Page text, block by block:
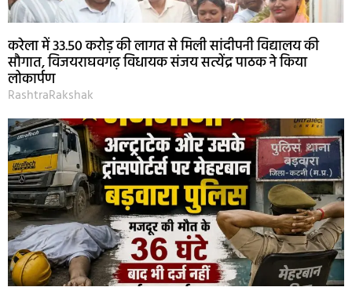
करेला में 33.50 करोड़ की लागत से मिली सांदीपनी विद्यालय की
सौगात, विजयराघवगढ़ विधायक संजय सत्येंद्र पाठक ने किया
लोकार्पण
RashtraRakshak